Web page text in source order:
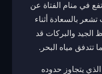
في منام الفتاة عن
تشعر بالسعادة أثناء
الجيد والبركات قد
تتدفق مياه البحر.
يتجاوز حدوده